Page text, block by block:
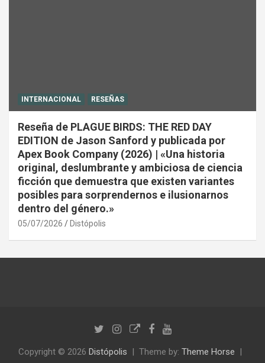
INTERNACIONAL RESEÑAS
Reseña de PLAGUE BIRDS: THE RED DAY
EDITION de Jason Sanford y publicada por
Apex Book Company (2026) | «Una historia
original, deslumbrante y ambiciosa de ciencia
ficción que demuestra que existen variantes
posibles para sorprendernos e ilusionarnos
dentro del género.»
05/07/2026 Distópolis
Copyright © 2026 Distópolis Theme by: Theme Horse